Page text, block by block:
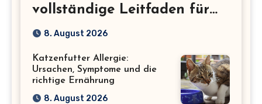
vollständige Leitfaden für
eine gesunde Katze
8. August 2026
Katzenfutter Allergie:
Ursachen, Symptome und die
richtige Ernährung
8. August 2026